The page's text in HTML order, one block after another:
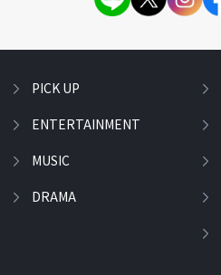
PICK UP
ENTERTAINMENT
MUSIC
DRAMA